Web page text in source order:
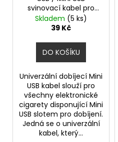
svinovací kabel pro
elektronickou cigaretu
(logo LEA)
Skladem (5 ks)
39 Kč
DO KOŠÍKU
Univerzální dobíjecí Mini
USB kabel slouží pro
všechny elektronické
cigarety disponující Mini
USB slotem pro dobíjení.
Jedná se o univerzální
kabel, který...